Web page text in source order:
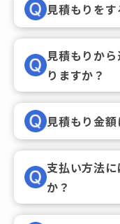
見積もりを
見積もりか
りますか？
見積もり金
支払い方法
か？